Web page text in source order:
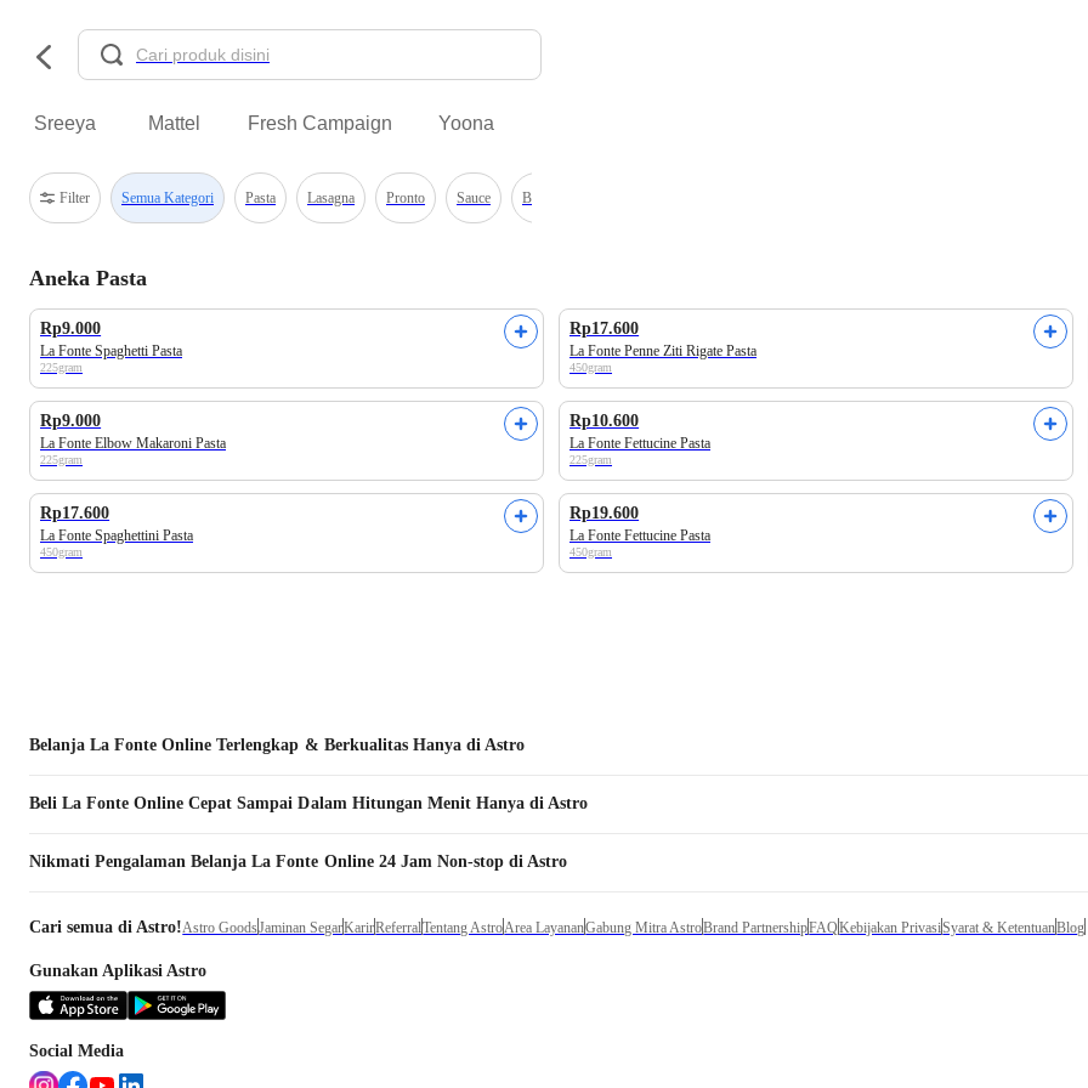
Sreeya Mattel Fresh Campaign Yoona
Filter Semua Kategori Pasta Lasagna Pronto Sauce Bundle
Aneka Pasta
Rp9.000
La Fonte Spaghetti Pasta
225gram
Rp17.600
La Fonte Penne Ziti Rigate Pasta
450gram
Rp9.000
La Fonte Elbow Makaroni Pasta
225gram
Rp10.600
La Fonte Fettucine Pasta
225gram
Rp17.600
La Fonte Spaghettini Pasta
450gram
Rp19.600
La Fonte Fettucine Pasta
450gram
BelanjaLa Fonte Online Terlengkap & Berkualitas Hanya di Astro
BeliLa Fonte Online Cepat Sampai Dalam Hitungan Menit Hanya di Astro
Nikmati Pengalaman BelanjaLa Fonte Online 24 Jam Non-stop di Astro
Cari semua di Astro!Astro GoodsJaminan SegarKarirReferralTentang AstroArea LayananGabung Mitra AstroBrand PartnershipFAQKebijakan PrivasiSyarat & KetentuanBlog
Gunakan Aplikasi Astro
Social Media